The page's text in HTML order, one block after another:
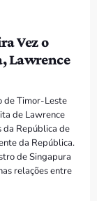
keyboard_arrow_down
Vez o
Lawrence
de Timor-Leste
de Lawrence
da República de
da República.
de Singapura
relações entre